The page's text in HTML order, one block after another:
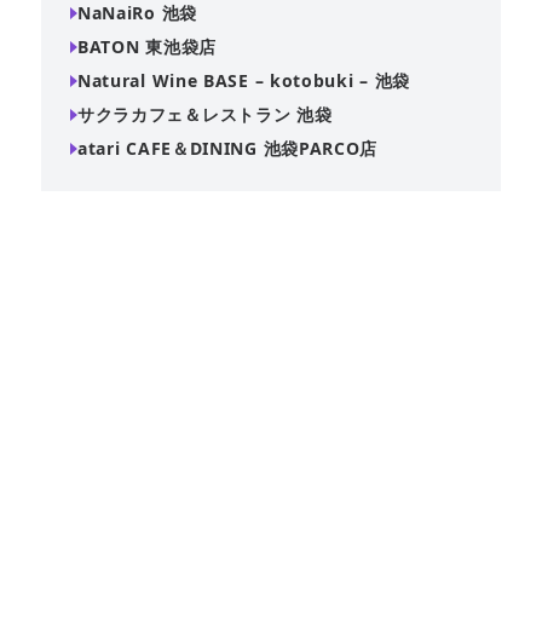
NaNaiRo 池袋
BATON 東池袋店
Natural Wine BASE – kotobuki – 池袋
サクラカフェ＆レストラン 池袋
atari CAFE＆DINING 池袋PARCO店